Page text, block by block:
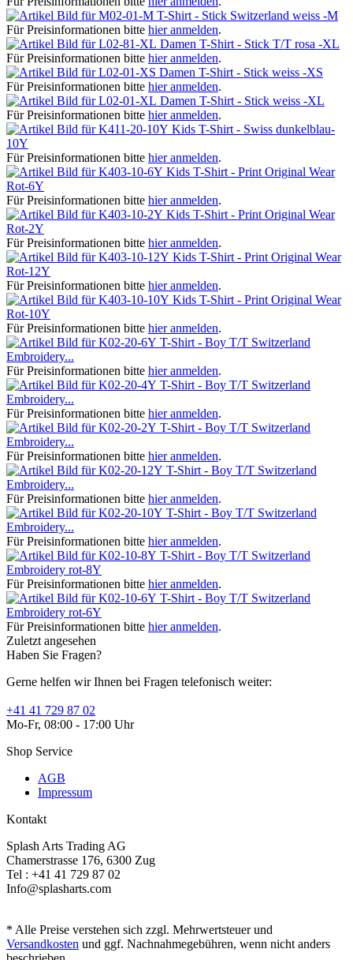
T-Shirt - Stick Switzerland weiss -M
Für Preisinformationen bitte hier anmelden.
Damen T-Shirt - Stick T/T rosa -XL
Für Preisinformationen bitte hier anmelden.
Damen T-Shirt - Stick weiss -XS
Für Preisinformationen bitte hier anmelden.
Damen T-Shirt - Stick weiss -XL
Für Preisinformationen bitte hier anmelden.
Kids T-Shirt - Swiss dunkelblau-
10Y
Für Preisinformationen bitte hier anmelden.
Kids T-Shirt - Print Original Wear
Rot-6Y
Für Preisinformationen bitte hier anmelden.
Kids T-Shirt - Print Original Wear
Rot-2Y
Für Preisinformationen bitte hier anmelden.
Kids T-Shirt - Print Original Wear
Rot-12Y
Für Preisinformationen bitte hier anmelden.
Kids T-Shirt - Print Original Wear
Rot-10Y
Für Preisinformationen bitte hier anmelden.
T-Shirt - Boy T/T Switzerland
Embroidery...
Für Preisinformationen bitte hier anmelden.
T-Shirt - Boy T/T Switzerland
Embroidery...
Für Preisinformationen bitte hier anmelden.
T-Shirt - Boy T/T Switzerland
Embroidery...
Für Preisinformationen bitte hier anmelden.
T-Shirt - Boy T/T Switzerland
Embroidery...
Für Preisinformationen bitte hier anmelden.
T-Shirt - Boy T/T Switzerland
Embroidery...
Für Preisinformationen bitte hier anmelden.
T-Shirt - Boy T/T Switzerland
Embroidery rot-8Y
Für Preisinformationen bitte hier anmelden.
T-Shirt - Boy T/T Switzerland
Embroidery rot-6Y
Für Preisinformationen bitte hier anmelden.
Zuletzt angesehen
Haben Sie Fragen?
Gerne helfen wir Ihnen bei Fragen telefonisch weiter:
+41 41 729 87 02
Mo-Fr, 08:00 - 17:00 Uhr
Shop Service
AGB
Impressum
Kontakt
Splash Arts Trading AG
Chamerstrasse 176, 6300 Zug
Tel : +41 41 729 87 02
Info@splasharts.com
* Alle Preise verstehen sich zzgl. Mehrwertsteuer und
Versandkosten und ggf. Nachnahmegebühren, wenn nicht anders